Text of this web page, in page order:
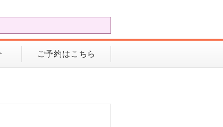
ご予約はこちら